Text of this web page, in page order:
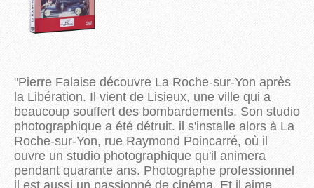
"Pierre Falaise découvre La Roche-sur-Yon après
la Libération. Il vient de Lisieux, une ville qui a
beaucoup souffert des bombardements. Son studio
photographique a été détruit. il s'installe alors à La
Roche-sur-Yon, rue Raymond Poincarré, où il
ouvre un studio photographique qu'il animera
pendant quarante ans. Photographe professionnel